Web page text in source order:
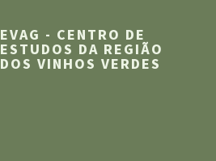
EVAG - CENTRO DE
ESTUDOS DA REGIÃO
DOS VINHOS VERDES